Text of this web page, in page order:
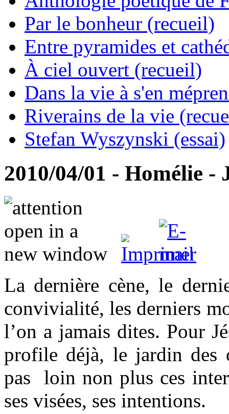
Par le bonheur (recueil)
Entre pyramides et
À ciel ouvert (recueil)
Dans la vie à s'en
Riverains de la vie
Stefan Wyszynski (essai)
2010/04/01 - Homélie -
La dernière cène, le
convivialité, les derniers
l’on a jamais dites. Pour
profile déjà, le jardin des
pas loin non plus ces
ses visées, ses intentions.